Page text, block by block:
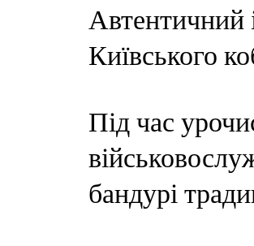
Автентичний
Київського
Під час
бандурі